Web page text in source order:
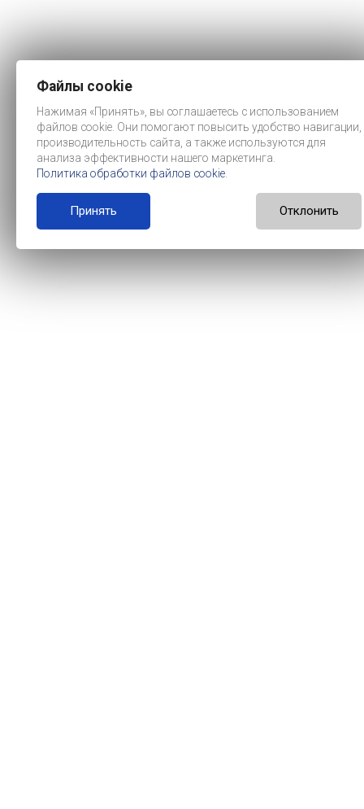
Файлы cookie
Нажимая «Принять», вы соглашаетесь с использованием
файлов cookie. Они помогают повысить удобство навигации,
производительность сайта, а также используются для
анализа эффективности нашего маркетинга.
Политика обработки файлов cookie
Принять Отклонить